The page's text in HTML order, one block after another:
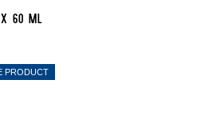
60 mL
PRODUCT